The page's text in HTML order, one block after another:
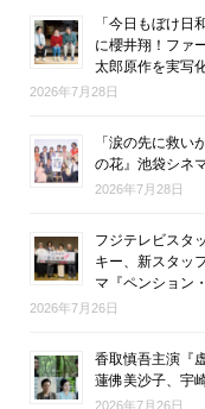
「今日もぼけ
に櫻井翔！ファ
太郎原作を実写
2026年7月28日
「涙の先に救い
の花』池袋シネ
2026年7月28日
フジテレビスタ
キー、新スタッ
マ『ペンション
2026年7月26日
香取慎吾主演『
蓮佛美沙子、宇
2026年7月26日